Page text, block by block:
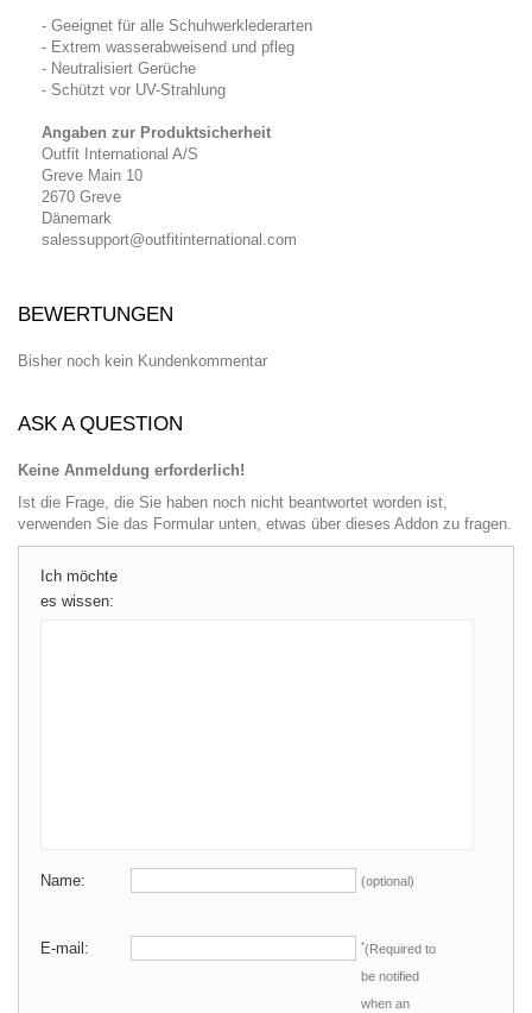
- Geeignet für alle Schuhwerklederarten
- Extrem wasserabweisend und pfleg
- Neutralisiert Gerüche
- Schützt vor UV-Strahlung
Angaben zur Produktsicherheit
Outfit International A/S
Greve Main 10
2670 Greve
Dänemark
salessupport@outfitinternational.com
BEWERTUNGEN
Bisher noch kein Kundenkommentar
ASK A QUESTION
Keine Anmeldung erforderlich!
Ist die Frage, die Sie haben noch nicht beantwortet worden ist,
verwenden Sie das Formular unten, etwas über dieses Addon zu fragen.
Ich möchte
es wissen:
Name: (optional)
E-mail: *(Required to
be notified
when an